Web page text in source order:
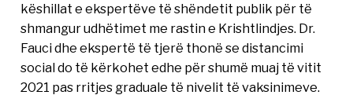
këshillat e ekspertëve të shëndetit publik për të
shmangur udhëtimet me rastin e Krishtlindjes. Dr.
Fauci dhe ekspertë të tjerë thonë se distancimi
social do të kërkohet edhe për shumë muaj të vitit
2021 pas rritjes graduale të nivelit të vaksinimeve.